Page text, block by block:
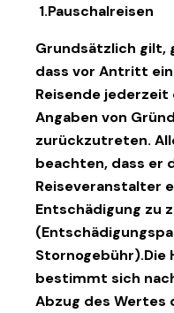
1.Pauschalreisen
Grundsätzlich gilt,
dass vor Antritt
Reisende jederzeit
Angaben von
zurückzutreten.
beachten, dass er
Reiseveranstalter
Entschädigung zu
Stornogebühr).Die
bestimmt sich
Abzug des Wertes